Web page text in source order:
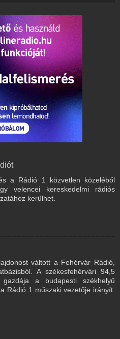
a Rádió 1 közvetlen közeléből
velencei kereskedelmi rádiós
kerülhet.
váltott a Fehérvár Rádió,
A székesfehérvári 94,5
a budapesti székhelyű
Rádió 1 műszaki vezetője irányít.